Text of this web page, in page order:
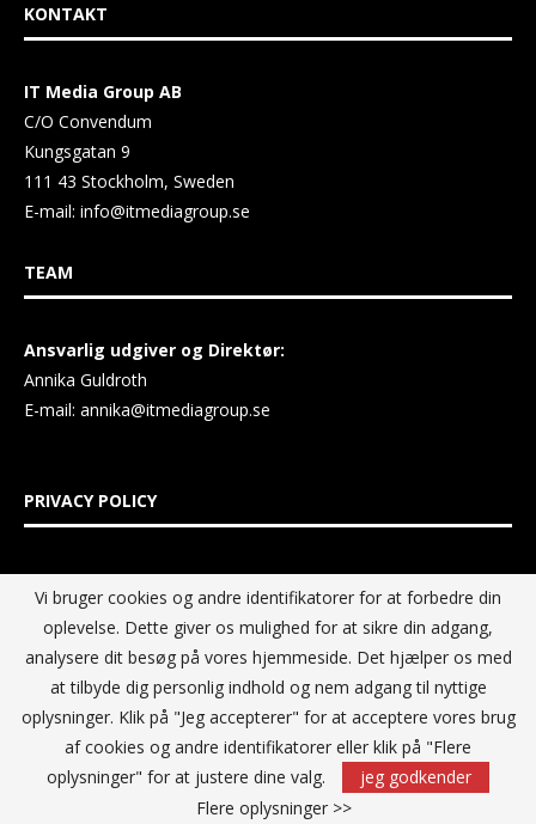
KONTAKT
IT Media Group AB
C/O Convendum
Kungsgatan 9
111 43 Stockholm, Sweden
E-mail: info@itmediagroup.se
TEAM
Ansvarlig udgiver og Direktør:
Annika Guldroth
E-mail: annika@itmediagroup.se
PRIVACY POLICY
IT MEDIA GROUP Data Privacy Policy
Vi bruger cookies og andre identifikatorer for at forbedre din
oplevelse. Dette giver os mulighed for at sikre din adgang,
analysere dit besøg på vores hjemmeside. Det hjælper os med
at tilbyde dig personlig indhold og nem adgang til nyttige
oplysninger. Klik på "Jeg accepterer" for at acceptere vores brug
af cookies og andre identifikatorer eller klik på "Flere
oplysninger" for at justere dine valg.
jeg godkender
Flere oplysninger >>